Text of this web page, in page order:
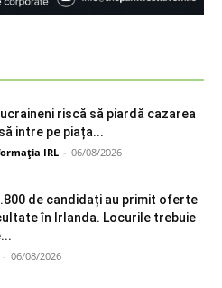
riscă să piardă cazarea
intre pe piața...
IRL - 06/08/2026
de candidați au primit oferte
în Irlanda. Locurile trebuie
- 06/08/2026